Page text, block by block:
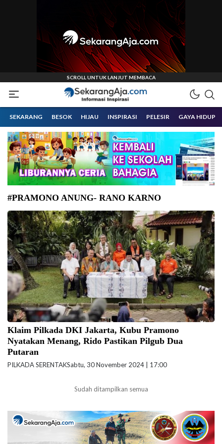
Sekarangaja
Informasi Inspirasi Malang Raya
SEKARANG BESOK HIJAU INSPIRASI PELESIR GAYA HIDUP
#PRAMONO ANUNG- RANO KARNO
Paslon Gubernur DKI Jakarta Nomor Urut 3, Pramono Anung-Rano
Karno umumkan kemenangan di Pilgub DKI Jakarta saat deklarasi
kemenangan beberapa waktu lalu. (Foto: Instagram @pramonoanungw)
Klaim Pilkada DKI Jakarta, Kubu Pramono
Nyatakan Menang, Rido Pastikan Pilgub Dua
Putaran
PILKADA SERENTAKSabtu, 30 November 2024 | 17:00
Sudah ditampilkan semua